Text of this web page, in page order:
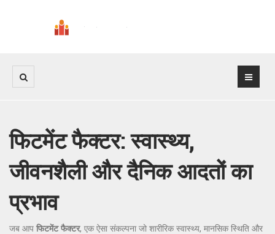
फिटमेंट फैक्टर: स्वास्थ्य,
जीवनशैली और दैनिक आदतों का
प्रभाव
जब आप फिटमेंट फैक्टर, एक ऐसा संकल्पना जो शारीरिक स्वास्थ्य, मानसिक स्थिति और